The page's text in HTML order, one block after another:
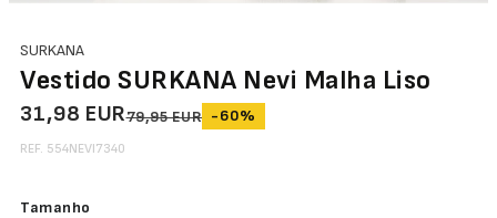
SURKANA
Vestido SURKANA Nevi Malha Liso
31,98 EUR79,95 EUR -60%
REF. 554NEVI7340
Tamanho